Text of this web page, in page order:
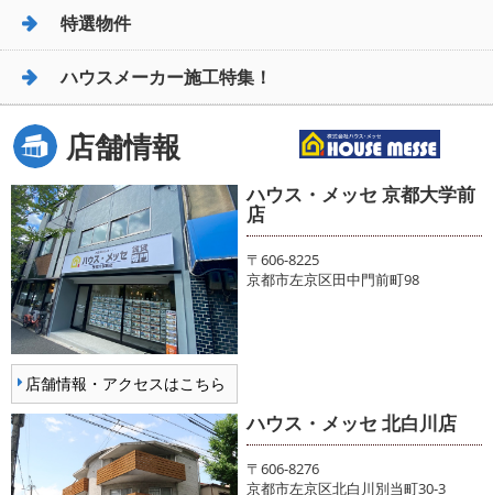
特選物件
ハウスメーカー施工特集！
店舗情報
店舗情報・アクセスはこちら
ハウス・メッセ 京都大学前
店
〒606-8225
京都市左京区田中門前町98
ハウス・メッセ 北白川店
〒606-8276
京都市左京区北白川別当町30-3